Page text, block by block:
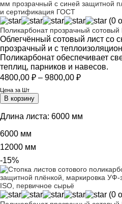
(0
Поликарбонат прозрачный
Облегчённый сотовый лист
прозрачный и с
Поликарбонат обеспечивает
теплиц, парников и навесов.
4800,00 ₽ – 9800,00 ₽Диапазон
9800,00 ₽
Цена за Шт
В корзину
Длина листа: 6000 мм
6000 мм
12000 мм
-15%
(0